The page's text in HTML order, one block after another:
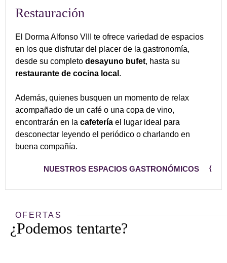
Restauración
El Dorma Alfonso VIII te ofrece variedad de espacios
en los que disfrutar del placer de la gastronomía,
desde su completo desayuno bufet, hasta su
restaurante de cocina local .
Además, quienes busquen un momento de relax
acompañado de un café o una copa de vino,
encontrarán en la cafetería el lugar ideal para
desconectar leyendo el periódico o charlando en
buena compañía.
NUESTROS ESPACIOS GASTRONÓMICOS
OFERTAS
¿Podemos tentarte?